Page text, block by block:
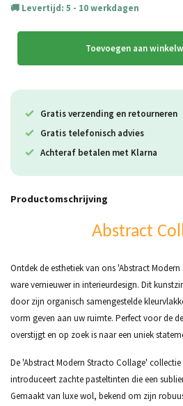
Levertijd: 5 - 10 werkdagen
Toevoegen aan
Gratis verzending en retourneren
Gratis telefonisch advies
Achteraf betalen met Klarna
Productomschrijving
Abstract
Ontdek de esthetiek van ons 'Abstract
ware vernieuwer in interieurdesign. Dit
door zijn organisch samengestelde
vorm geven aan uw ruimte. Perfect voor de
overstijgt en op zoek is naar een uniek
De 'Abstract Modern Stracto Collage'
introduceert zachte pasteltinten die een
Gemaakt van luxe wol, bekend om zijn